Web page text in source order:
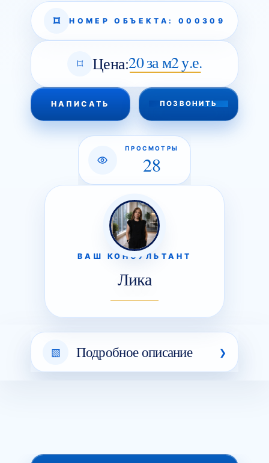
НОМЕР ОБЪЕКТА: 000309
Цена:20 за м2 у.е.
НАПИСАТЬ ПОЗВОНИТЬ
ПРОСМОТРЫ
28
ВАШ КОНСУЛЬТАНТ
Лика
Подробное описание